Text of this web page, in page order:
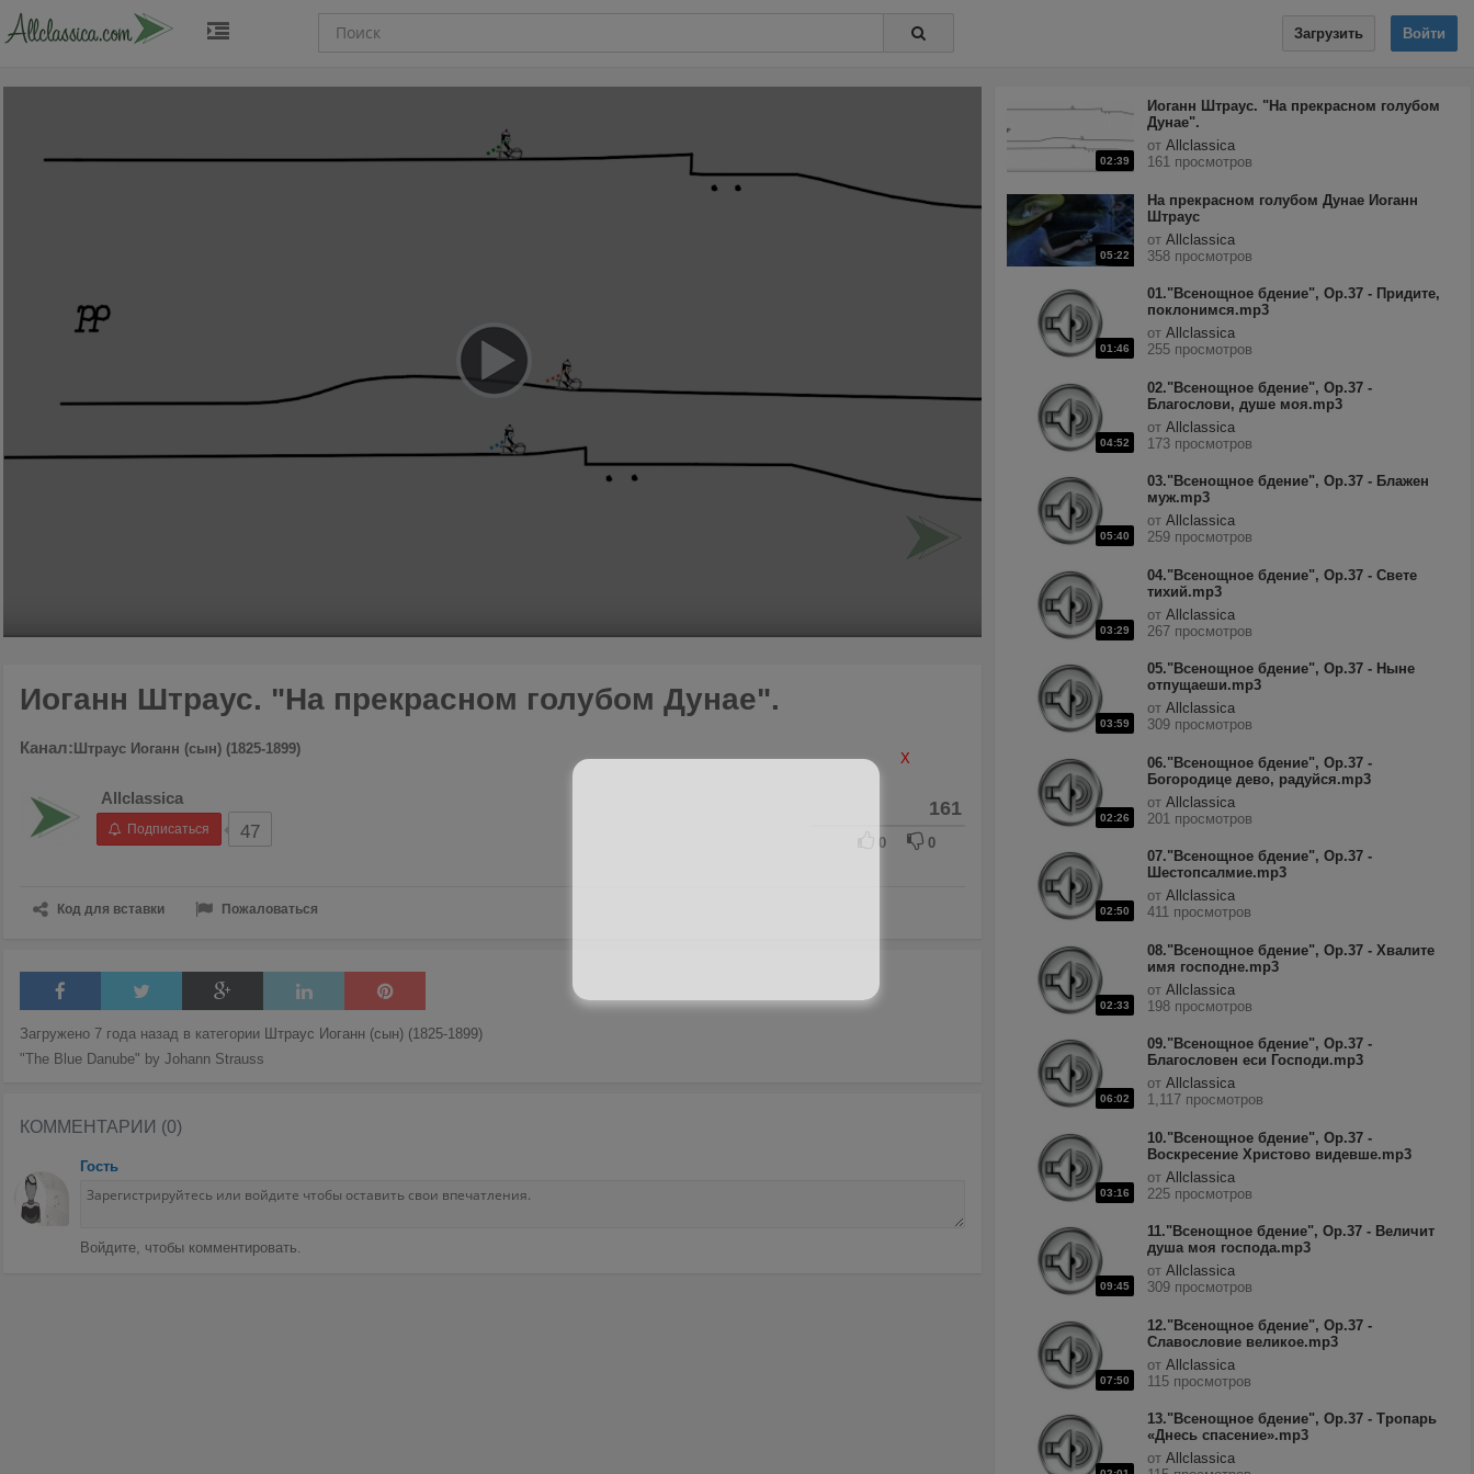
Загрузить Войти
02:39
Иоганн Штраус. "На прекрасном голубом
Дунае".
отAllclassica
161 просмотров
05:22
На прекрасном голубом Дунае Иоганн
Штраус
отAllclassica
358 просмотров
01:46
01."Всенощное бдение", Op.37 - Придите,
поклонимся.mp3
отAllclassica
255 просмотров
04:52
02."Всенощное бдение", Op.37 -
Благослови, душе моя.mp3
отAllclassica
173 просмотров
05:40
03."Всенощное бдение", Op.37 - Блажен
муж.mp3
отAllclassica
259 просмотров
03:29
04."Всенощное бдение", Op.37 - Свете
тихий.mp3
отAllclassica
267 просмотров
03:59
05."Всенощное бдение", Op.37 - Ныне
отпущаеши.mp3
отAllclassica
309 просмотров
02:26
06."Всенощное бдение", Op.37 -
Богородице дево, радуйся.mp3
отAllclassica
201 просмотров
02:50
07."Всенощное бдение", Op.37 -
Шестопсалмие.mp3
отAllclassica
411 просмотров
02:33
08."Всенощное бдение", Op.37 - Хвалите
имя господне.mp3
отAllclassica
198 просмотров
06:02
09."Всенощное бдение", Op.37 -
Благословен еси Господи.mp3
отAllclassica
1,117 просмотров
03:16
10."Всенощное бдение", Op.37 -
Воскресение Христово видевше.mp3
отAllclassica
225 просмотров
09:45
11."Всенощное бдение", Op.37 - Величит
душа моя господа.mp3
отAllclassica
309 просмотров
07:50
12."Всенощное бдение", Op.37 -
Славословие великое.mp3
отAllclassica
115 просмотров
13."Всенощное бдение", Op.37 - Тропарь
«Днесь спасение».mp3
отAllclassica
Иоганн Штраус. "На прекрасном голубом Дунае".
Канал: Штраус Иоганн (сын) (1825-1899)
Allclassica
Подписаться 47
161
0 0
Код для вставки Пожаловаться
Загружено 7 года назад в категории Штраус Иоганн (сын) (1825-1899)
"The Blue Danube" by Johann Strauss
КОММЕНТАРИИ (0)
Гость
Войдите, чтобы комментировать.
X